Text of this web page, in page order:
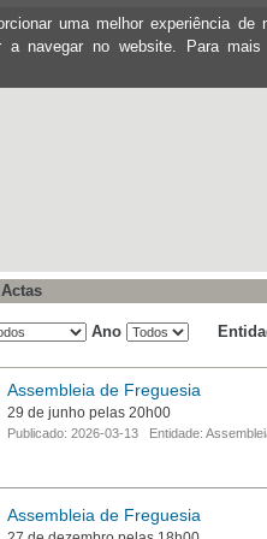
uma melhor experiência
navegar no website. Para
Ano
Assembleia de Freguesia
29 de junho pelas 20h00
Publicado: 2026-03-13 Entidade:
Assembleia de Freguesia